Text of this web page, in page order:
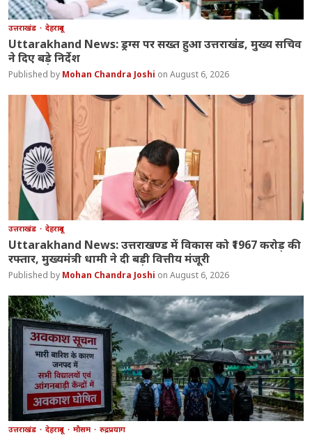
उत्तराखंड देहरादून
Uttarakhand News: ड्रग्स पर सख्त हुआ उत्तराखंड, मुख्य सचिव
ने दिए बड़े निर्देश
Mohan Chandra Joshi August 6, 2026
उत्तराखंड देहरादून
Uttarakhand News: उत्तराखण्ड में विकास को ₹1967 करोड़ की
रफ्तार, मुख्यमंत्री धामी ने दी बड़ी वित्तीय मंजूरी
Mohan Chandra Joshi August 6, 2026
उत्तराखंड देहरादून मौसम रुद्रप्रयाग